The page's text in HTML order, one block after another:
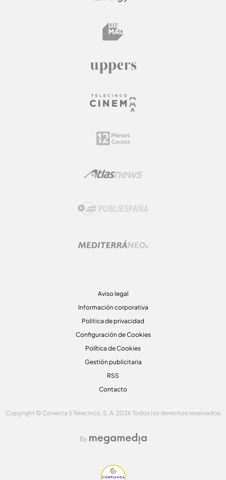
Aviso legal
Información corporativa
Politica de privacidad
Configuración de Cookies
Política de Cookies
Gestión publicitaria
RSS
Contacto
Copyright © Conecta 5 Telecinco, S. A. 2026 Todos los derechos reservados
By